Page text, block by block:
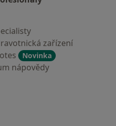
zařízení
Novinka
nápovědy